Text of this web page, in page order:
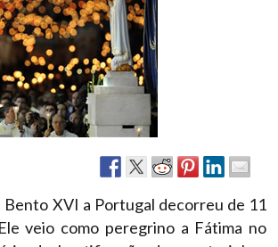
Bento XVI a Portugal decorreu de 11
veio como peregrino a Fátima no